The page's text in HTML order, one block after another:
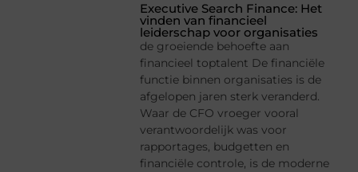
Executive Search Finance: Het
vinden van financieel
leiderschap voor organisaties
de groeiende behoefte aan
financieel toptalent De financiële
functie binnen organisaties is de
afgelopen jaren sterk veranderd.
Waar de CFO vroeger vooral
verantwoordelijk was voor
rapportages, budgetten en
financiële controle, is de moderne